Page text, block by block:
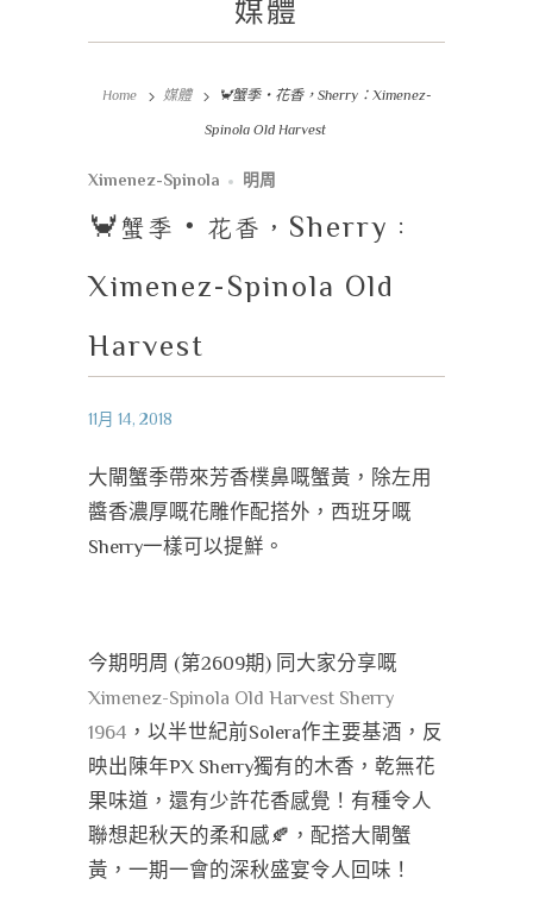
媒體
Home 媒體 🦀蟹季‧花香，Sherry：Ximenez-
Spinola Old Harvest
Ximenez-Spinola 明周
🦀蟹季 ‧ 花香， Sherry ：
Ximenez-Spinola Old
Harvest
11月 14, 2018
大閘蟹季帶來芳香樸鼻嘅蟹黃，除左用
醬香濃厚嘅花雕作配搭外，西班牙嘅
Sherry一樣可以提鮮。
今期明周 (第2609期) 同大家分享嘅
Ximenez-Spinola Old Harvest Sherry
1964 ，以半世紀前Solera作主要基酒，反
映出陳年PX Sherry獨有的木香，乾無花
果味道，還有少許花香感覺！有種令人
聯想起秋天的柔和感🍂 ，配搭大閘蟹
黃，一期一會的深秋盛宴令人回味！
VIEW CART